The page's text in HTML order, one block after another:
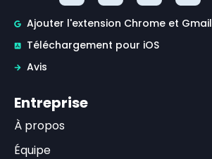
Ajouter l'extension Chrome et Gmail
Téléchargement pour iOS
Avis
Entreprise
À propos
Équipe